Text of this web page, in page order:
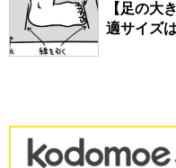
【足の大
適サイズ